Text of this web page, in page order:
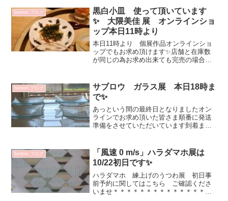
い物は体力いります～あと3週間弱の日本
滞在 一緒に楽しみたい...
bonton.ブログ
黒白小皿 使って頂いています
✨ 大隈美佳 展 オンラインショ
ップ本日11時より
本日11時より 個展作品オンラインショ
ップでもお求め頂けます✨店舗と在庫数
が同じの為お求め出来ても完売の場合が
画像は 大隈さんと一緒に夕食にお邪魔
した沁ゆうき ...
bonton.ブログ
サブロウ ガラス展 本日18時ま
で✨
あっという間の最終日となりましたオン
ラインでお求め頂いた皆さま順番に発送
準備をさせていただいています到着ま
これからの季節 テーブル移動して太陽
の光感じながらの食事は ...
bonton.ブログ
「風速 0 m/s」ハラダマホ展は
10/22初日です✨
ハラダマホ 練上げのうつわ展 初日事
前予約に関してはこちら ご確認くださ
いませ＊＊＊＊＊＊＊＊＊＊＊＊＊＊＊